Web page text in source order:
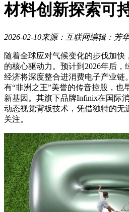
材料创新探索可
2026-02-10来源：互联网编辑：芳
随着全球应对气候变化的步伐加快
的核心驱动力。预计到2026年后
经济将深度整合进消费电子产业链
有“非洲之王”美誉的传音控股，也
新基因。其旗下品牌Infinix在国际
动态视觉背板技术，凭借独特的无
关注。